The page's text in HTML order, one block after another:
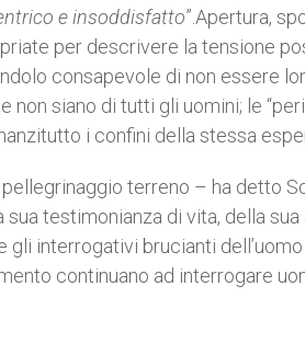
e insoddisfatto”.Apertura,
per descrivere la tensione
consapevole di non essere
non siano di tutti gli uomini; le
i confini della stessa
terreno – ha detto
testimonianza di vita, della
interrogativi brucianti
continuano ad interrogare